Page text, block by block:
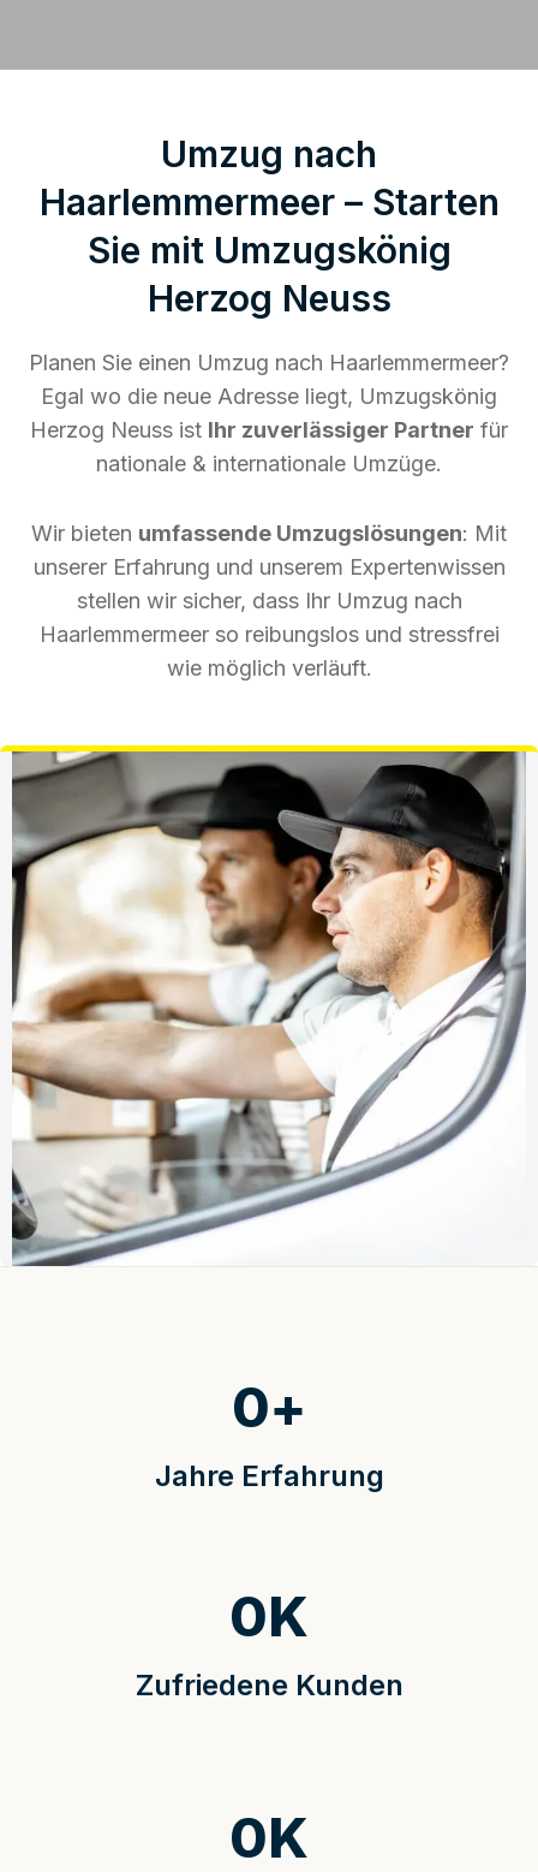
Umzug nach
Haarlemmermeer – Starten
Sie mit Umzugskönig
Herzog Neuss
Planen Sie einen Umzug nach Haarlemmermeer?
Egal wo die neue Adresse liegt, Umzugskönig
Herzog Neuss ist Ihr zuverlässiger Partner für
nationale & internationale Umzüge.
Wir bieten umfassende Umzugslösungen: Mit
unserer Erfahrung und unserem Expertenwissen
stellen wir sicher, dass Ihr Umzug nach
Haarlemmermeer so reibungslos und stressfrei
wie möglich verläuft.
Jahre Erfahrung
0+
Zufriedene Kunden
0K
0K